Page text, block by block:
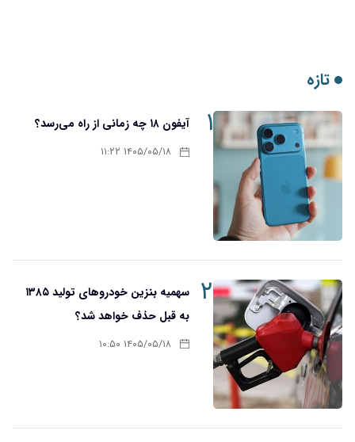
تازه
۱ آیفون ۱۸ چه زمانی از راه می‌رسد؟
۱۴۰۵/۰۵/۱۸ ۱۱:۲۲
۲
سهمیه بنزین خودروهای تولید ۱۳۸۵
به قبل حذف خواهد شد؟
۱۴۰۵/۰۵/۱۸ ۱۰:۵۰